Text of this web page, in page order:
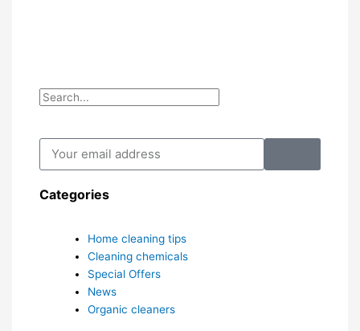
Search
Search
Submit
Categories
Home cleaning tips
Cleaning chemicals
Special Offers
News
Organic cleaners